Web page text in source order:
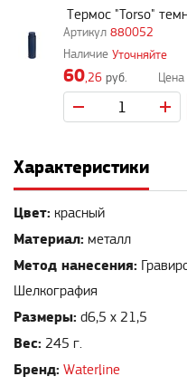
880052
Термос "Torso"
Уточняйте
60,26 руб.
Характеристики
Цвет: красный
Материал: металл
Метод нанесения:
Шелкография
Размеры: d6,5 x 21,5
Вес: 245 г.
Бренд: Waterline